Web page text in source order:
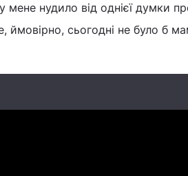
мене нудило від однієї думки
ймовірно, сьогодні не було б